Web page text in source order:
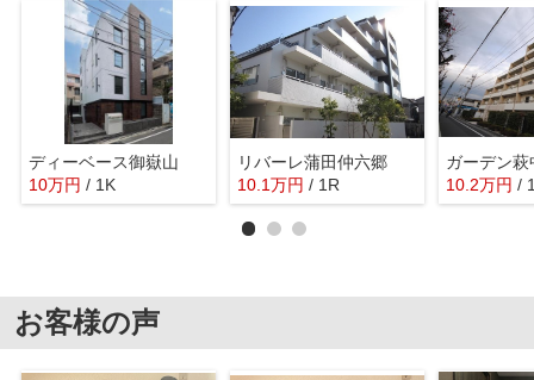
ディーベース御嶽山
10万円 / 1K
リバーレ蒲田仲六郷
10.1万円 / 1R
ガーデン萩
10.2万円 /
お客様の声